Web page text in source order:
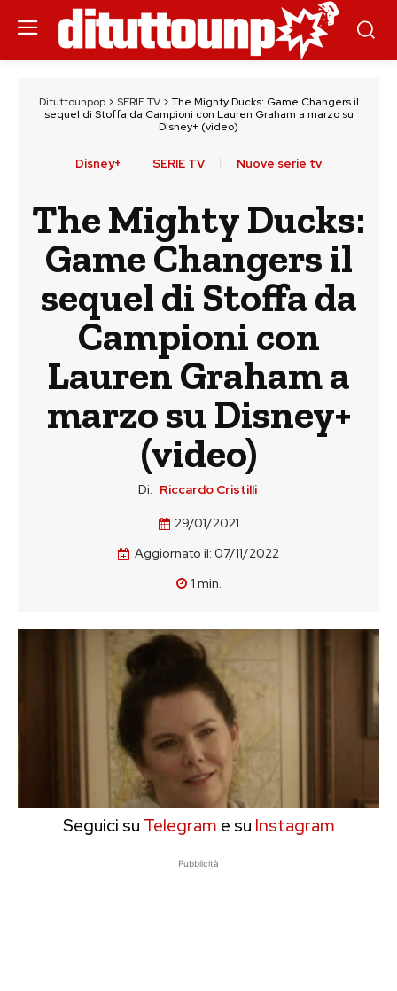
Dituttounpop> SERIE TV> The Mighty Ducks: Game Changers il
sequel di Stoffa da Campioni con Lauren Graham a marzo su
Disney+ (video)
Disney+ SERIE TV Nuove serie tv
The Mighty Ducks:
Game Changers il
sequel di Stoffa da
Campioni con
Lauren Graham a
marzo su Disney+
(video)
Di: Riccardo Cristilli
29/01/2021
Aggiornato il: 07/11/2022
1 min.
Seguici su Telegram e su Instagram
Pubblicità